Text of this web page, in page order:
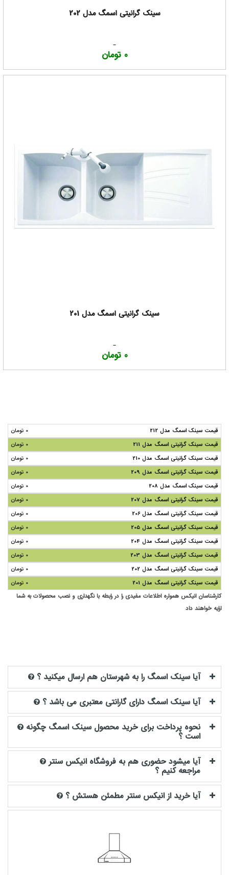
سینک گرانیتی اسمگ مدل 202
0 تومان
سینک گرانیتی اسمگ مدل 201
0 تومان
قیمت سینک اسمگ مدل 212
0 تومان
قیمت سینک گرانیتی اسمگ مدل 211
0 تومان
قیمت سینک گرانیتی اسمگ مدل 210
0 تومان
قیمت سینک گرانیتی اسمگ مدل 209
0 تومان
قیمت سینک اسمگ مدل 208
0 تومان
قیمت سینک گرانیتی اسمگ مدل 207
0 تومان
قیمت سینک گرانیتی اسمگ مدل 206
0 تومان
قیمت سینک گرانیتی اسمگ مدل 205
0 تومان
قیمت سینک گرانیتی اسمگ مدل 204
0 تومان
قیمت سینک گرانیتی اسمگ مدل 203
0 تومان
قیمت سینک گرانیتی اسمگ مدل 202
0 تومان
قیمت سینک گرانیتی اسمگ مدل 201
0 تومان
کارشناسان انیکس همواره اطلاعات مفیدی را در رابطه با نگهداری و نصب محصولات به شما
ارایه خواهند داد
آیا سینک اسمگ را به شهرستان هم ارسال میکنید ؟
آیا سینک اسمگ دارای گارانتی معتبری می باشد ؟
نحوه پرداخت برای خرید محصول سینک اسمگ چگونه
است ؟
آیا میشود حضوری هم به فروشگاه انیکس سنتر
مراجعه کنیم ؟
آیا خرید از انیکس سنتر مطمئن هستش ؟